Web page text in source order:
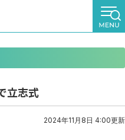
立志式
2024年11月8日 4:00更新